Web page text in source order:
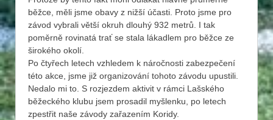
běžce, měli jsme obavy z nižší účasti. Proto jsme pro
závod vybrali větší okruh dlouhý 932 metrů. I tak
poměrně rovinatá trať se stala lákadlem pro běžce ze
širokého okolí.
Po čtyřech letech vzhledem k náročnosti zabezpečení
této akce, jsme již organizování tohoto závodu upustili.
Nedalo mi to. S rozjezdem aktivit v rámci Lašského
běžeckého klubu jsem prosadil myšlenku, po letech
zpestřit naše závody zařazením Koridy.